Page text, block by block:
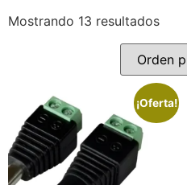
Mostrando 13 resultados
¡Oferta!